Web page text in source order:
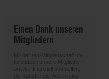
Einen Dank unseren
Mitgliedern
Mit der pro
-Mitgliedschaft un-
terstützen unsere Mitglieder
artoffer finanziell und helfen,
die Kunst in die Welt hinaus-